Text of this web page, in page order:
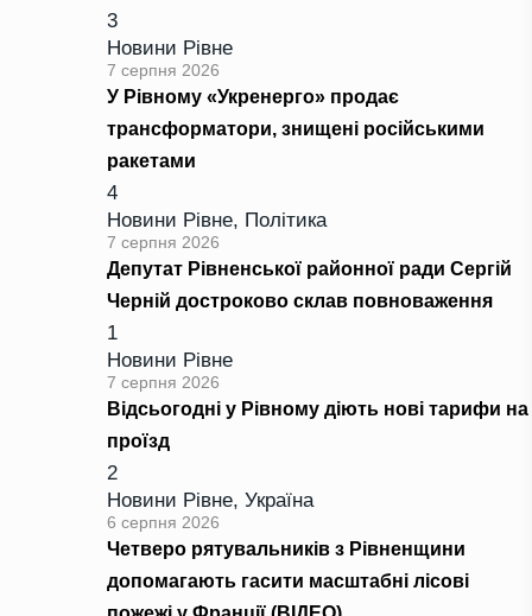
3
Новини Рівне
7 серпня 2026
У Рівному «Укренерго» продає
трансформатори, знищені російськими
ракетами
4
Новини Рівне, Політика
7 серпня 2026
Депутат Рівненської районної ради Сергій
Черній достроково склав повноваження
1
Новини Рівне
7 серпня 2026
Відсьогодні у Рівному діють нові тарифи на
проїзд
2
Новини Рівне, Україна
6 серпня 2026
Четверо рятувальників з Рівненщини
допомагають гасити масштабні лісові